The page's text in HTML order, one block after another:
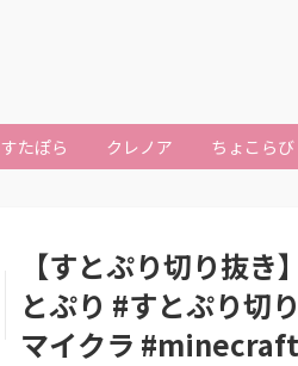
すたぽら クレノア ちょこらび
【すとぷり切り抜
とぷり #すとぷり切
マイクラ